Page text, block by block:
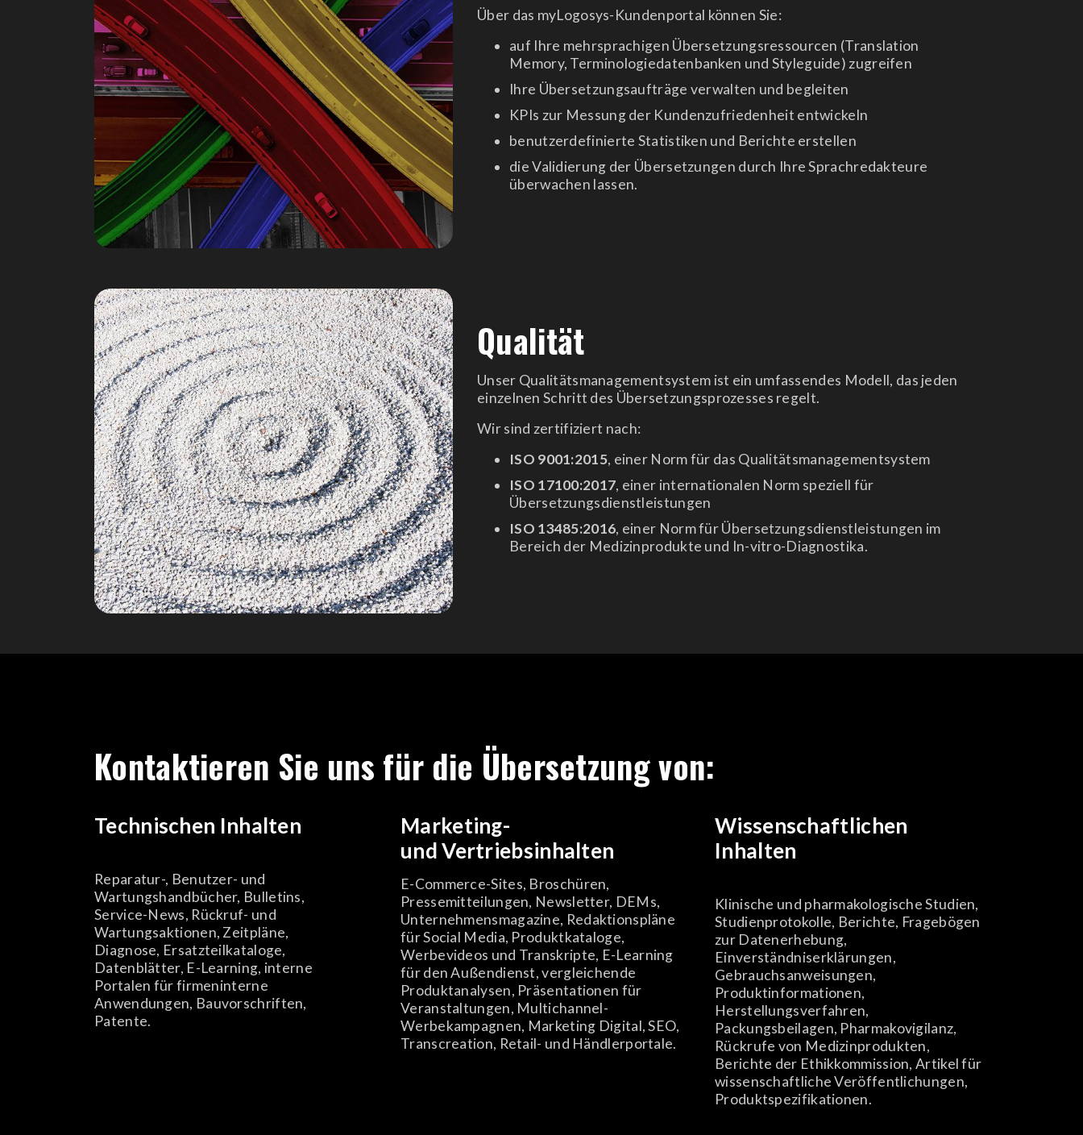
Über das myLogosys-Kundenportal können Sie:
auf Ihre mehrsprachigen Übersetzungsressourcen (Translation
Memory, Terminologiedatenbanken und Styleguide) zugreifen
Ihre Übersetzungsaufträge verwalten und begleiten
KPIs zur Messung der Kundenzufriedenheit entwickeln
benutzerdefinierte Statistiken und Berichte erstellen
die Validierung der Übersetzungen durch Ihre Sprachredakteure
überwachen lassen.
Qualität
Unser Qualitätsmanagementsystem ist ein umfassendes Modell, das jeden
einzelnen Schritt des Übersetzungsprozesses regelt.
Wir sind zertifiziert nach:
ISO 9001:2015, einer Norm für das Qualitätsmanagementsystem
ISO 17100:2017, einer internationalen Norm speziell für
Übersetzungsdienstleistungen
ISO 13485:2016, einer Norm für Übersetzungsdienstleistungen im
Bereich der Medizinprodukte und In-vitro-Diagnostika.
Kontaktieren Sie uns für die Übersetzung von:
Technischen Inhalten
Reparatur-, Benutzer- und
Wartungshandbücher, Bulletins,
Service-News, Rückruf- und
Wartungsaktionen, Zeitpläne,
Diagnose, Ersatzteilkataloge,
Datenblätter, E-Learning, interne
Portalen für firmeninterne
Anwendungen, Bauvorschriften,
Patente.
Marketing-
und Vertriebsinhalten
E-Commerce-Sites, Broschüren,
Pressemitteilungen, Newsletter, DEMs,
Unternehmensmagazine, Redaktionspläne
für Social Media, Produktkataloge,
Werbevideos und Transkripte, E-Learning
für den Außendienst, vergleichende
Produktanalysen, Präsentationen für
Veranstaltungen, Multichannel-
Werbekampagnen, Marketing Digital, SEO,
Transcreation, Retail- und Händlerportale.
Wissenschaftlichen
Inhalten
Klinische und pharmakologische Studien,
Studienprotokolle, Berichte, Fragebögen
zur Datenerhebung,
Einverständniserklärungen,
Gebrauchsanweisungen,
Produktinformationen,
Herstellungsverfahren,
Packungsbeilagen, Pharmakovigilanz,
Rückrufe von Medizinprodukten,
Berichte der Ethikkommission, Artikel für
wissenschaftliche Veröffentlichungen,
Produktspezifikationen.